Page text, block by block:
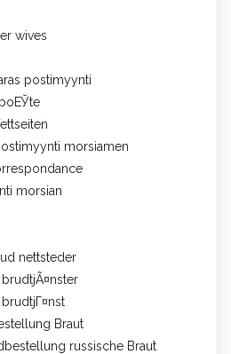
wives
postimyynti
morsiamen
morsian
nettsteder
Braut
russische Braut